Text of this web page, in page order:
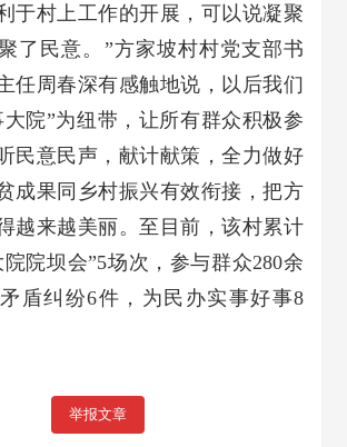
于村上工作的开展，可以说凝聚
了民意。”方家坡村村党支部书
任周春深有感触地说，以后我们
院”为纽带，让所有群众积极参
民意民声，献计献策，全力做好
成果同乡村振兴有效衔接，把方
越来越美丽。至目前，该村累计
院坝会”5场次，参与群众280余
盾纠纷6件，为民办实事好事8
举报文章